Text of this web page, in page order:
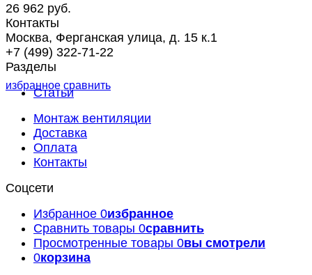
избранное сравнить
26 962 руб.
Контакты
Москва, Ферганская улица, д. 15 к.1
+7 (499) 322-71-22
Разделы
Статьи
Монтаж вентиляции
Доставка
Оплата
Контакты
Соцсети
Избранное 0избранное
Сравнить товары 0сравнить
Просмотренные товары 0вы смотрели
0корзина